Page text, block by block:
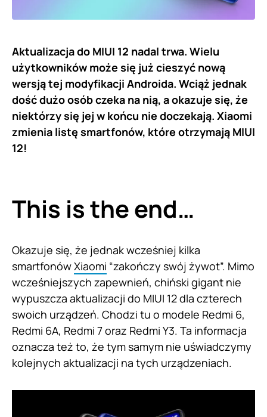
Aktualizacja do MIUI 12 nadal trwa. Wielu
użytkowników może się już cieszyć nową
wersją tej modyfikacji Androida. Wciąż jednak
dość dużo osób czeka na nią, a okazuje się, że
niektórzy się jej w końcu nie doczekają. Xiaomi
zmienia listę smartfonów, które otrzymają MIUI
12!
This is the end…
Okazuje się, że jednak wcześniej kilka
smartfonówXiaomi “zakończy swój żywot”. Mimo
wcześniejszych zapewnień, chiński gigant nie
wypuszcza aktualizacji do MIUI 12 dla czterech
swoich urządzeń. Chodzi tu o modele Redmi 6,
Redmi 6A, Redmi 7 oraz Redmi Y3. Ta informacja
oznacza też to, że tym samym nie uświadczymy
kolejnych aktualizacji na tych urządzeniach.